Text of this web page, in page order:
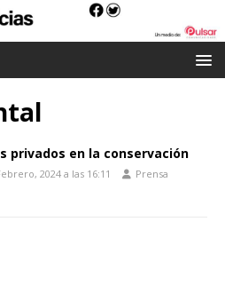
privados en la conservación
2024 a las 16:11 Prensa